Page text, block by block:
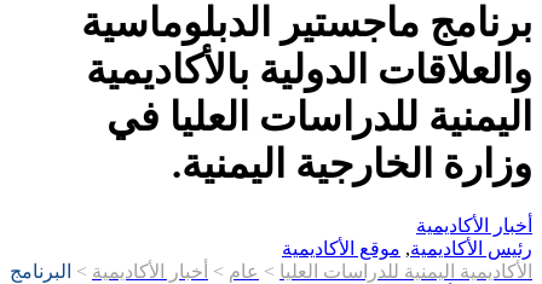
برنامج ماجستير الدبلوماسية
والعلاقات الدولية بالأكاديمية
اليمنية للدراسات العليا في
وزارة الخارجية اليمنية.
أخبار الأكاديمية
رئيس الأكاديمية, موقع الأكاديمية
الأكاديمية اليمنية للدراسات العليا > عام > أخبار الأكاديمية > البرنامج